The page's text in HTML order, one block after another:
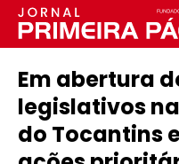
Em abertura
legislativos
do Tocantins